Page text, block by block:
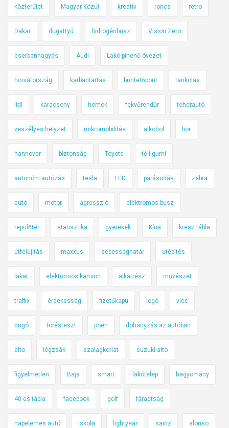
közterület Magyar Közút kreatív roncs retro
Dakar dugattyú hidrogénbusz Vision Zero
cserbenhagyás Audi Lakó-pihenő övezet
horvátország karbantartás büntetőpont tankolás
lidl karácsony homok fekvőrendőr teherautó
veszélyes helyzet mikromobilitás alkohol bor
hannover biztonság Toyota téli gumi
autonóm autózás tesla LED párásodás zebra
autó motor agresszió elektromos busz
repülőtér statisztika gyerekek Kína kresz tábla
útfelújítás maxxus sebességhatár útépítés
lakat elektromos kamion alkatrész művészet
traffix érdekesség fizetőkapu logó vicc
dugó törésteszt poén dohányzás az autóban
alto légzsák szalagkorlát suzuki alto
figyelmetlen Baja smart lakótelep hagyomány
40-es tábla facebook golf fáradtság
napelemes autó iskola lightyear sainz alonso